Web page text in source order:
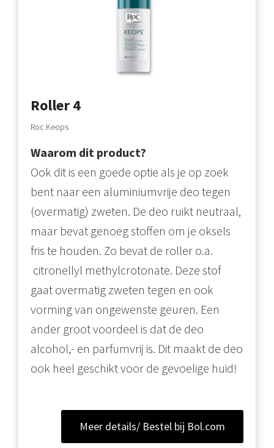
Roller 4
Roc Keops
Waarom dit product?
Ook dit is een goede optie als je op zoek
bent naar een aluminiumvrije deo tegen
(overmatig) zweten. De deo ruikt neutraal,
maar bevat genoeg stoffen om je oksels
fris te houden. Zo bevat de roller o.a.
citronellyl methylcrotonate. Deze stof
gaat overmatig zweten tegen en ook
vorming van ongewenste geuren. Een
ander groot voordeel is dat de deo
alcohol,- en parfumvrij is. Dit maakt de deo
ook heel geschikt voor de gevoelige huid!
Meer details/ Bestel bij Bol.com